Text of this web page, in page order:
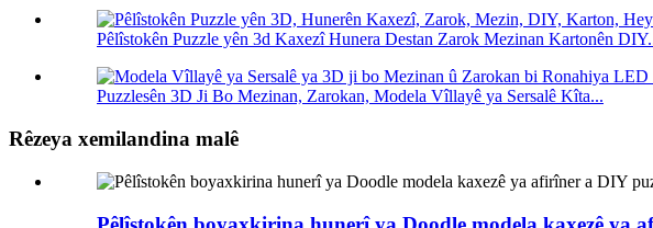
Pêlîstokên Puzzle yên 3d Kaxezî Hunera Destan Zarok Mezinan Kartonên
Puzzlesên 3D Ji Bo Mezinan, Zarokan, Modela Vîllayê ya Sersalê Kîta...
Rêzeya xemilandina malê